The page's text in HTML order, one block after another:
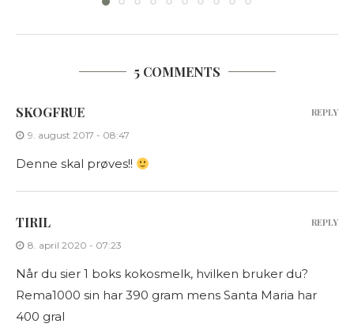
5 COMMENTS
SKOGFRUE
9. august 2017 - 08:47
Denne skal prøves!!
REPLY
TIRIL
8. april 2020 - 07:23
Når du sier 1 boks kokosmelk, hvilken bruker du?
Rema1000 sin har 390 gram mens Santa Maria har
400 gral
REPLY